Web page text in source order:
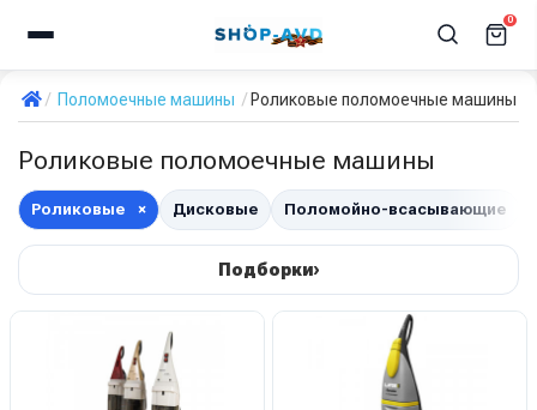
0
Поломоечные машины Роликовые поломоечные машины
Роликовые поломоечные машины
Роликовые × Дисковые Поломойно-всасывающие
Подборки›